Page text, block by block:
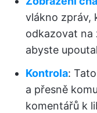
vlákno zpráv,
odkazovat na
abyste
Kontrola:
a přesně
komentářů k